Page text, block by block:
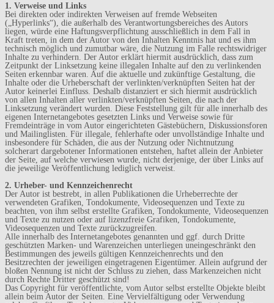
1. Verweise und Links
Bei direkten oder indirekten Verweisen auf fremde Webseiten
(„Hyperlinks“), die außerhalb des Verantwortungsbereiches des Autors
liegen, würde eine Haftungsverpflichtung ausschließlich in dem Fall in
Kraft treten, in dem der Autor von den Inhalten Kenntnis hat und es ihm
technisch möglich und zumutbar wäre, die Nutzung im Falle rechtswidriger
Inhalte zu verhindern. Der Autor erklärt hiermit ausdrücklich, dass zum
Zeitpunkt der Linksetzung keine illegalen Inhalte auf den zu verlinkenden
Seiten erkennbar waren. Auf die aktuelle und zukünftige Gestaltung, die
Inhalte oder die Urheberschaft der verlinkten/verknüpften Seiten hat der
Autor keinerlei Einfluss. Deshalb distanziert er sich hiermit ausdrücklich
von allen Inhalten aller verlinkten/verknüpften Seiten, die nach der
Linksetzung verändert wurden. Diese Feststellung gilt für alle innerhalb des
eigenen Internetangebotes gesetzten Links und Verweise sowie für
Fremdeinträge in vom Autor eingerichteten Gästebüchern, Diskussionsforen
und Mailinglisten. Für illegale, fehlerhafte oder unvollständige Inhalte und
insbesondere für Schäden, die aus der Nutzung oder Nichtnutzung
solcherart dargebotener Informationen entstehen, haftet allein der Anbieter
der Seite, auf welche verwiesen wurde, nicht derjenige, der über Links auf
die jeweilige Veröffentlichung lediglich verweist.
2. Urheber- und Kennzeichenrecht
Der Autor ist bestrebt, in allen Publikationen die Urheberrechte der
verwendeten Grafiken, Tondokumente, Videosequenzen und Texte zu
beachten, von ihm selbst erstellte Grafiken, Tondokumente, Videosequenzen
und Texte zu nutzen oder auf lizenzfreie Grafiken, Tondokumente,
Videosequenzen und Texte zurückzugreifen.
Alle innerhalb des Internetangebotes genannten und ggf. durch Dritte
geschützten Marken- und Warenzeichen unterliegen uneingeschränkt den
Bestimmungen des jeweils gültigen Kennzeichenrechts und den
Besitzrechten der jeweiligen eingetragenen Eigentümer. Allein aufgrund der
bloßen Nennung ist nicht der Schluss zu ziehen, dass Markenzeichen nicht
durch Rechte Dritter geschützt sind!
Das Copyright für veröffentlichte, vom Autor selbst erstellte Objekte bleibt
allein beim Autor der Seiten. Eine Vervielfältigung oder Verwendung